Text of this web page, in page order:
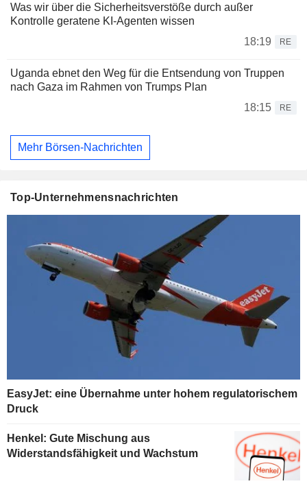
Was wir über die Sicherheitsverstöße durch außer
Kontrolle geratene KI-Agenten wissen
18:19
RE
Uganda ebnet den Weg für die Entsendung von Truppen
nach Gaza im Rahmen von Trumps Plan
18:15
RE
Mehr Börsen-Nachrichten
Top-Unternehmensnachrichten
EasyJet: eine Übernahme unter hohem regulatorischem
Druck
Henkel: Gute Mischung aus
Widerstandsfähigkeit und Wachstum